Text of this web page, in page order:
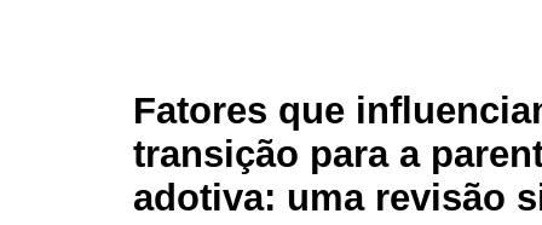
Fatores que
transição para a
adotiva: uma revisão